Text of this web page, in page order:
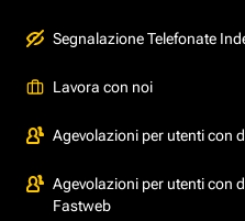
Segnalazione Telefonate
Lavora con noi
Agevolazioni per utenti con
Agevolazioni per utenti con
Fastweb